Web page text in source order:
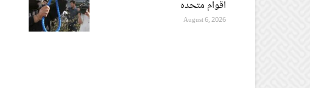
اقوام متحدہ
August 6, 2026